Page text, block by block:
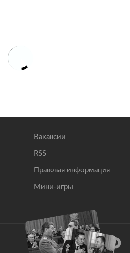
Вакансии
RSS
Правовая информация
Мини-игры